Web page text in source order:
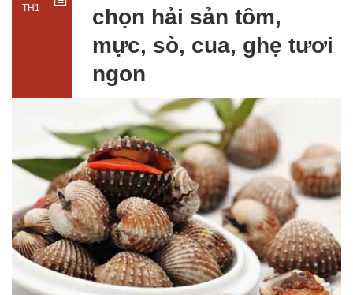
TH1
chọn hải sản tôm,
mực, sò, cua, ghẹ tươi
ngon